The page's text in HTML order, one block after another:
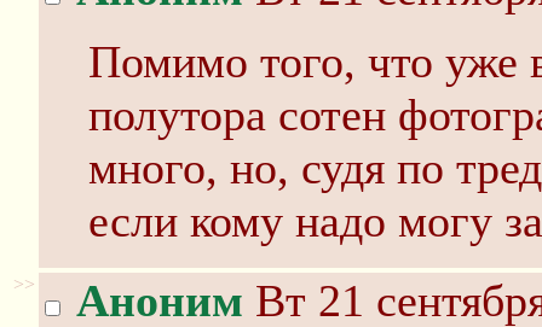
Помимо того, что уже
полутора сотен
много, но, судя по
если кому надо могу
>> Аноним Вт 21